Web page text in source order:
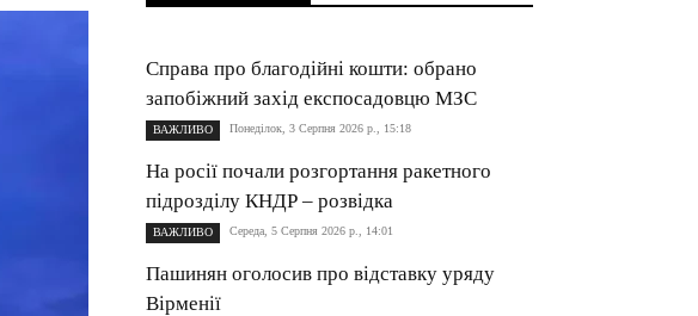
Справа про благодійні кошти: обрано
запобіжний захід експосадовцю МЗС
ВАЖЛИВО Понеділок, 3 Серпня 2026 р., 15:18
На росії почали розгортання ракетного
підрозділу КНДР – розвідка
ВАЖЛИВО Середа, 5 Серпня 2026 р., 14:01
Пашинян оголосив про відставку уряду
Вірменії